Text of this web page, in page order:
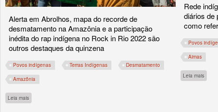
Alerta em Abrolhos, mapa do recorde de
desmatamento na Amazônia e a participação
inédita do rap indígena no Rock in Rio 2022 são
outros destaques da quinzena
Povos indígenas Terras Indígenas Desmatamento
Amazônia
Leia mais
Rede
diários de
como
Povos
Aimas
Leia mais